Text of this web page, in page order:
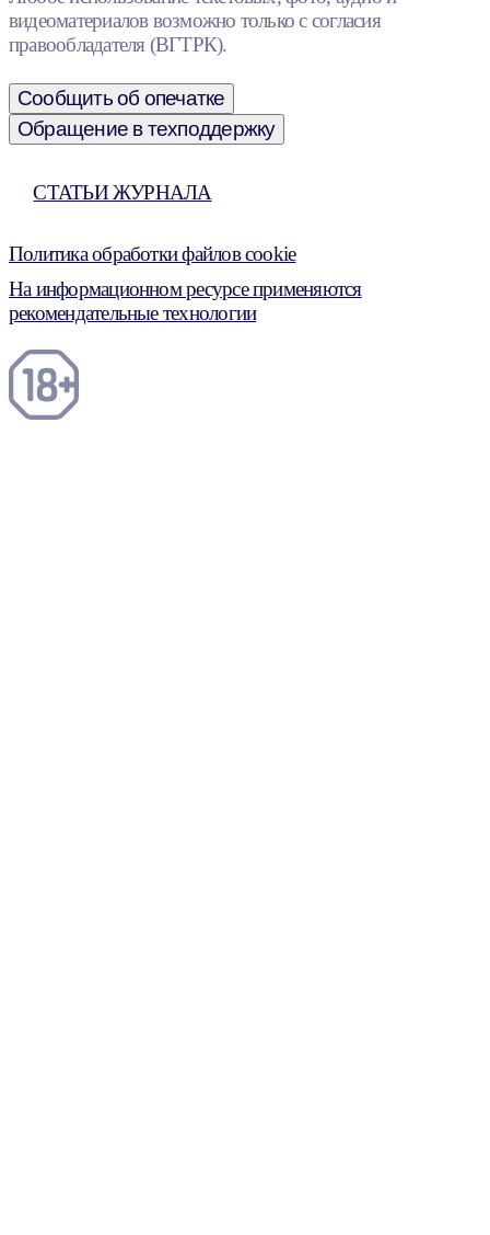
видеоматериалов возможно только с согласия
правообладателя (ВГТРК).
Сообщить об опечатке
Обращение в техподдержку
СТАТЬИ ЖУРНАЛА
Политика обработки файлов cookie
На информационном ресурсе применяются
рекомендательные технологии